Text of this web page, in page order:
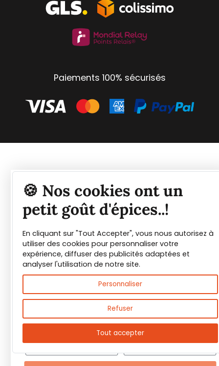
Paiements 100% sécurisés
🍪 Nos cookies ont un
petit goût d'épices..!
En cliquant sur "Tout Accepter", vous nous autorisez à
utiliser des cookies pour personnaliser votre
expérience, diffuser des publicités adaptées et
analyser l'utilisation de notre site.
Personnaliser
Refuser
Tout accepter
Tout savoir sur les
épices et leurs usages
Guide PDF offert !
Inscrivez vous à notre Newsletter et
téléchargez gratuitement le guide des
épices de Max Daumin,un guide numérique
pour vous familiariser avec les épices et
leurs usages!